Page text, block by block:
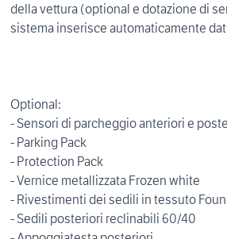
della vettura (optional e dotazione di
sistema inserisce automaticamente
Optional:
- Sensori di parcheggio anteriori e
- Parking Pack
- Protection Pack
- Vernice metallizzata Frozen white
- Rivestimenti dei sedili in tessuto
- Sedili posteriori reclinabili 60/40